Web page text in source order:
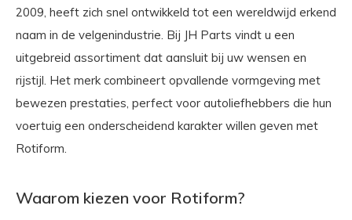
2009, heeft zich snel ontwikkeld tot een wereldwijd erkend
naam in de velgenindustrie. Bij JH Parts vindt u een
uitgebreid assortiment dat aansluit bij uw wensen en
rijstijl. Het merk combineert opvallende vormgeving met
bewezen prestaties, perfect voor autoliefhebbers die hun
voertuig een onderscheidend karakter willen geven met
Rotiform.
Waarom kiezen voor Rotiform?